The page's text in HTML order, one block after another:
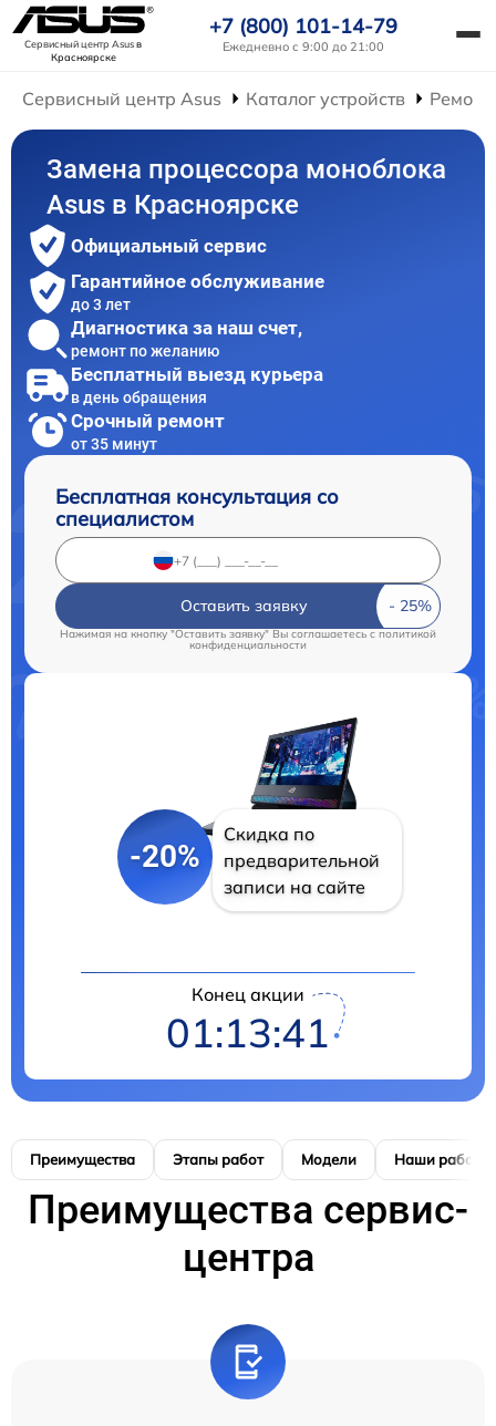
Сервисный центр Asusв
Красноярске
+7 (800) 101-14-79
Ежедневно с 9:00 до 21:00
Сервисный центр Asus Каталог устройств
Замена процессора моноблока
Asus в Красноярске
Официальный сервис
Гарантийное обслуживание
до 3 лет
Диагностика за наш счет,
ремонт по желанию
Бесплатный выезд курьера
в день обращения
Срочный ремонт
от 35 минут
Бесплатная консультация со
специалистом
Оставить заявку
Нажимая на кнопку "Оставить заявку" Вы соглашаетесь c политикой
конфиденциальности
-20%
Скидка по
предварительной
записи на сайте
Конец акции
01:13:41
Преимущества Этапы работ Модели Наши работы
Преимущества сервис-
центра